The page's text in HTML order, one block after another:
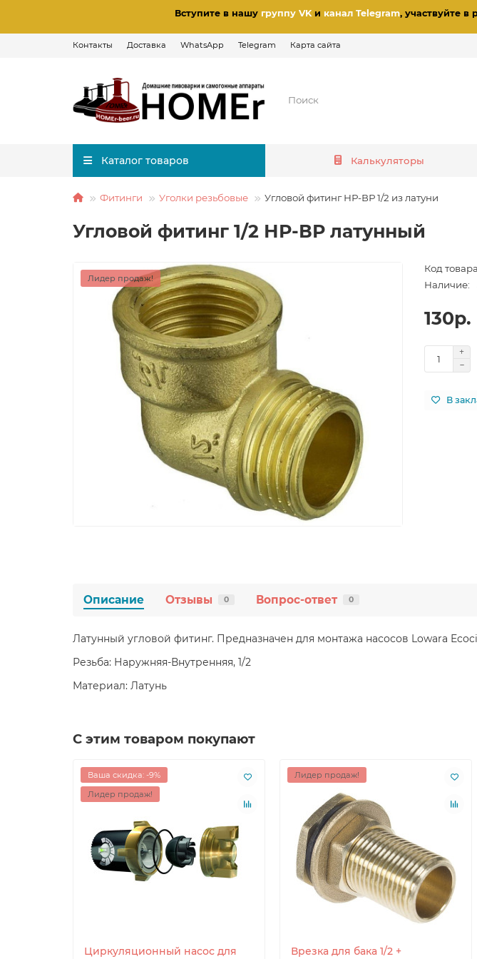
Вступите в нашу группу VKи канал Telegram, участвуйте в
Контакты Доставка WhatsApp Telegram Карта сайта
Каталог товаров Калькуляторы
Фитинги Уголки резьбовые Угловой фитинг НР-ВР 1/2 из латуни
Угловой фитинг 1/2 НР-ВР латунный
Лидер продаж!
Код
Наличие:
130р.
В
Описание Отзывы 0 Вопрос-ответ 0
Латунный угловой фитинг. Предназначен для монтажа насосов Lowara
Резьба: Наружняя-Внутренняя, 1/2
Материал: Латунь
С этим товаром покупают
Ваша скидка: -9%
Лидер продаж!
Циркуляционный насос для
Лидер продаж!
Врезка для бака 1/2 +